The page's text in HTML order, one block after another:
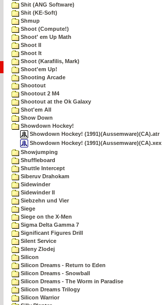
Shit (ANG Software)
Shit (KE-Soft)
Shmup
Shoot (Compute!)
Shoot' em Up Math
Shoot II
Shoot It
Shoot (Karafilis, Mark)
Shoot'em Up!
Shooting Arcade
Shootout
Shootout 2 M4
Shootout at the Ok Galaxy
Shot'em All
Show Down
Showdown Hockey!
Showdown Hockey! (1991)(Aussemware)(CA).atr
Showdown Hockey! (1991)(Aussemware)(CA).xex
Showjumping
Shuffleboard
Shuttle Intercept
Siberuv Drahokam
Sidewinder
Sidewinder II
Siebzehn und Vier
Siege
Siege on the X-Men
Sigma Delta Gamma 7
Significant Figures Drill
Silent Service
Sileny Zlodej
Silicon
Silicon Dreams - Return to Eden
Silicon Dreams - Snowball
Silicon Dreams - The Worm in Paradise
Silicon Dreams Trilogy
Silicon Warrior